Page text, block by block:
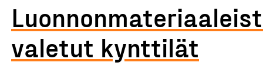
valetut kynttilät